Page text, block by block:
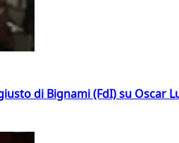
di Bignami (FdI) su Oscar